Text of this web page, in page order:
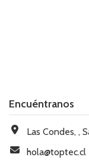
Encuéntranos
Las Condes, ,
hola@toptec.cl